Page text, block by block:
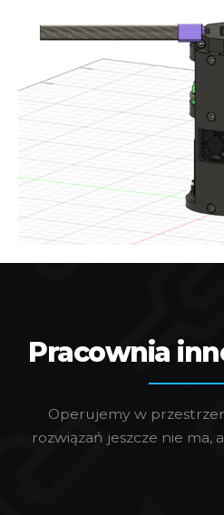
Pracownia
Operujemy w
rozwiązań jeszcze nie ma,